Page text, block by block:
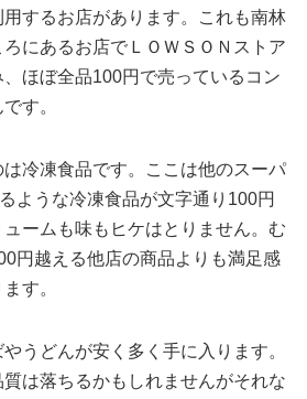
するお店があります。これも南林
にあるお店でＬＯＷＳＯＮストア
ほぼ全品100円で売っているコン
す。
冷凍食品です。ここは他のスーパ
ような冷凍食品が文字通り100円
ームも味もヒケはとりません。む
円越える他店の商品よりも満足感
す。
うどんが安く多く手に入ります。
は落ちるかもしれませんがそれな